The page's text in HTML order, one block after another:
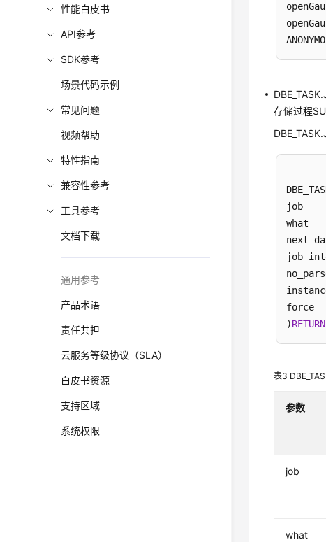
性能白皮书
API参考
SDK参考
场景代码示例
常见问题
视频帮助
特性指南
兼容性参考
工具参考
文档下载
通用参考
产品术语
责任共担
云服务等级协议（SLA）
白皮书资源
支持区域
系统权限
存储过程
)RETURN
表3
参数
job
what